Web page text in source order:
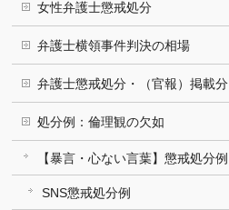
女性弁護士懲戒処分
弁護士横領事件判決の相場
弁護士懲戒処分・（官報）掲載分
処分例：倫理観の欠如
【暴言・心ない言葉】懲戒処分例
SNS懲戒処分例